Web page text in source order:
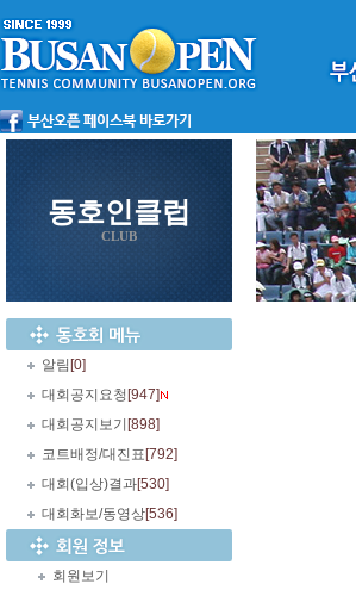
동호인클럽
CLUB
알림 [0]
대회공지요청 [947]
대회공지보기 [898]
코트배정/대진표 [792]
대회(입상)결과[530]
대회화보/동영상[536]
회원보기